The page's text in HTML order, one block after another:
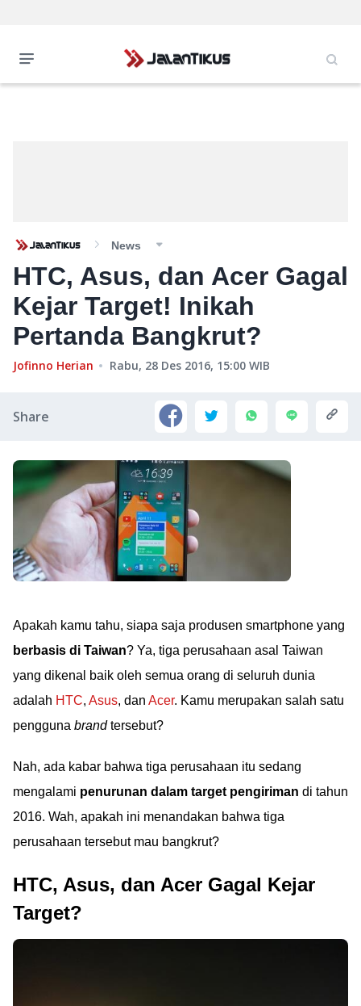
News
HTC, Asus, dan Acer Gagal
Kejar Target! Inikah
Pertanda Bangkrut?
Jofinno Herian Rabu, 28 Des 2016, 15:00 WIB
Share
Apakah kamu tahu, siapa saja produsen smartphone yang
berbasis di Taiwan? Ya, tiga perusahaan asal Taiwan
yang dikenal baik oleh semua orang di seluruh dunia
adalah HTC, Asus, dan Acer. Kamu merupakan salah satu
pengguna brandtersebut?
Nah, ada kabar bahwa tiga perusahaan itu sedang
mengalami penurunan dalam target pengiriman di tahun
2016. Wah, apakah ini menandakan bahwa tiga
perusahaan tersebut mau bangkrut?
HTC, Asus, dan Acer Gagal Kejar
Target?